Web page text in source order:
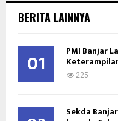
h
o
BERITA LAINNYA
01 PMI Banjar
225
Sekda